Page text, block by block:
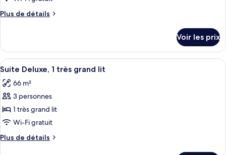
Plus de détails
Plus
le
type
de
Chambre
Quadruple
Voir les prix
Afficher
toutes
les
photos
pour
ce
type
de
Un salon spacieux comprenant un
6
Suite Deluxe, 1 très grand lit
66 m²
3 personnes
1 très grand lit
Wi-Fi gratuit
Plus de détails
Plus